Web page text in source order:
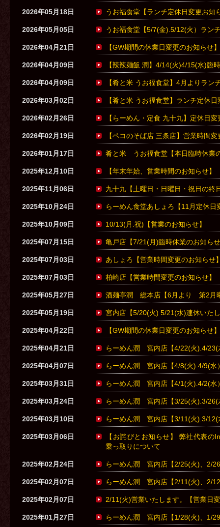
2026年05月18日 うお福食堂【ランチ定休日変更お知
2026年05月05日 うお福食堂【5/7(金).5/12(火）ラン
2026年04月21日 【GW期間の休業日変更のお知らせ】
2026年04月09日 【辣辣麺飯 潤】4/14(火)4/15(水)臨
2026年04月09日 【肴と米 うお福食堂】4月よりラン
2026年03月02日 【肴と米 うお福食堂】ランチ定休
2026年02月26日 【らーめん・定食 九十九】定休日
2026年02月19日 【ペコのそば店 三条店】営業時間
2026年01月17日 肴と米 うお福食堂【本日臨時休業
2025年12月10日 【年末年始、営業時間のお知らせ】
2025年11月06日 九十九【土曜日・日曜日・祝日の終
2025年10月24日 らーめん食堂あしょろ【11月定休日
2025年10月09日 10/13(月.祝)【営業のお知らせ】
2025年07月15日 亀戸店【7/21(月)臨時休業のお知ら
2025年07月03日 あしょろ【営業時間変更のお知らせ
2025年07月03日 柏崎店【営業時間変更のお知らせ】
2025年05月27日 酒麺亭潤 総本店【6月より 第2月
2025年05月19日 宮内店【5/20(火) 5/21(水)連休いた
2025年04月22日 【GW期間の休業日変更のお知らせ】
2025年04月21日 らーめん潤 宮内店【4/22(火).4/23(
2025年04月07日 らーめん潤 宮内店【4/8(火).4/9(水
2025年03月31日 らーめん潤 宮内店【4/1(火).4/2(水
2025年03月24日 らーめん潤 宮内店【3/25(火).3/26(
2025年03月10日 らーめん潤 宮内店【3/11(火).3/12(
2025年03月06日
【お詫びとお知らせ】 弊社代表
乗っ取りについて
2025年02月24日 らーめん潤 宮内店【2/25(火)、2/
2025年02月07日 らーめん潤 宮内店【2/11(火)、2/
2025年02月07日 2/11(火)営業いたします。【営業日
2025年01月27日 らーめん潤 宮内店【1/28(火)、1/